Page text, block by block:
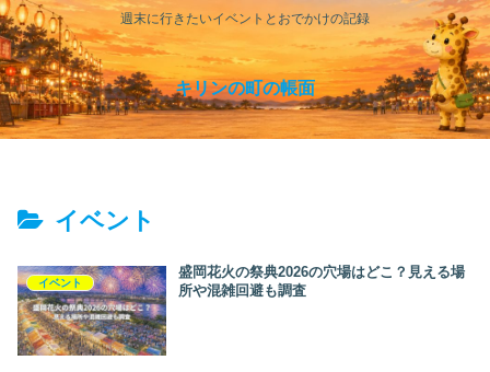
週末に行きたいイベントとおでかけの記録
キリンの町の帳面
イベント
イベント
盛岡花火の祭典2026の穴場はどこ？見える場
所や混雑回避も調査